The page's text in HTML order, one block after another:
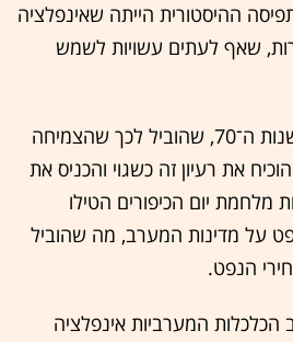
ההיסטורית הייתה שאינפלציה
שאף לעתים עשויות לשמש
אולם משבר הנפט של שנות ה־70, שהוביל לכך שהצמיחה
את רעיון זה כשגוי והכניס את
מלחמת יום הכיפורים הטילו
על מדינות המערב, מה שהוביל
הכלכלות המערביות אינפלציה